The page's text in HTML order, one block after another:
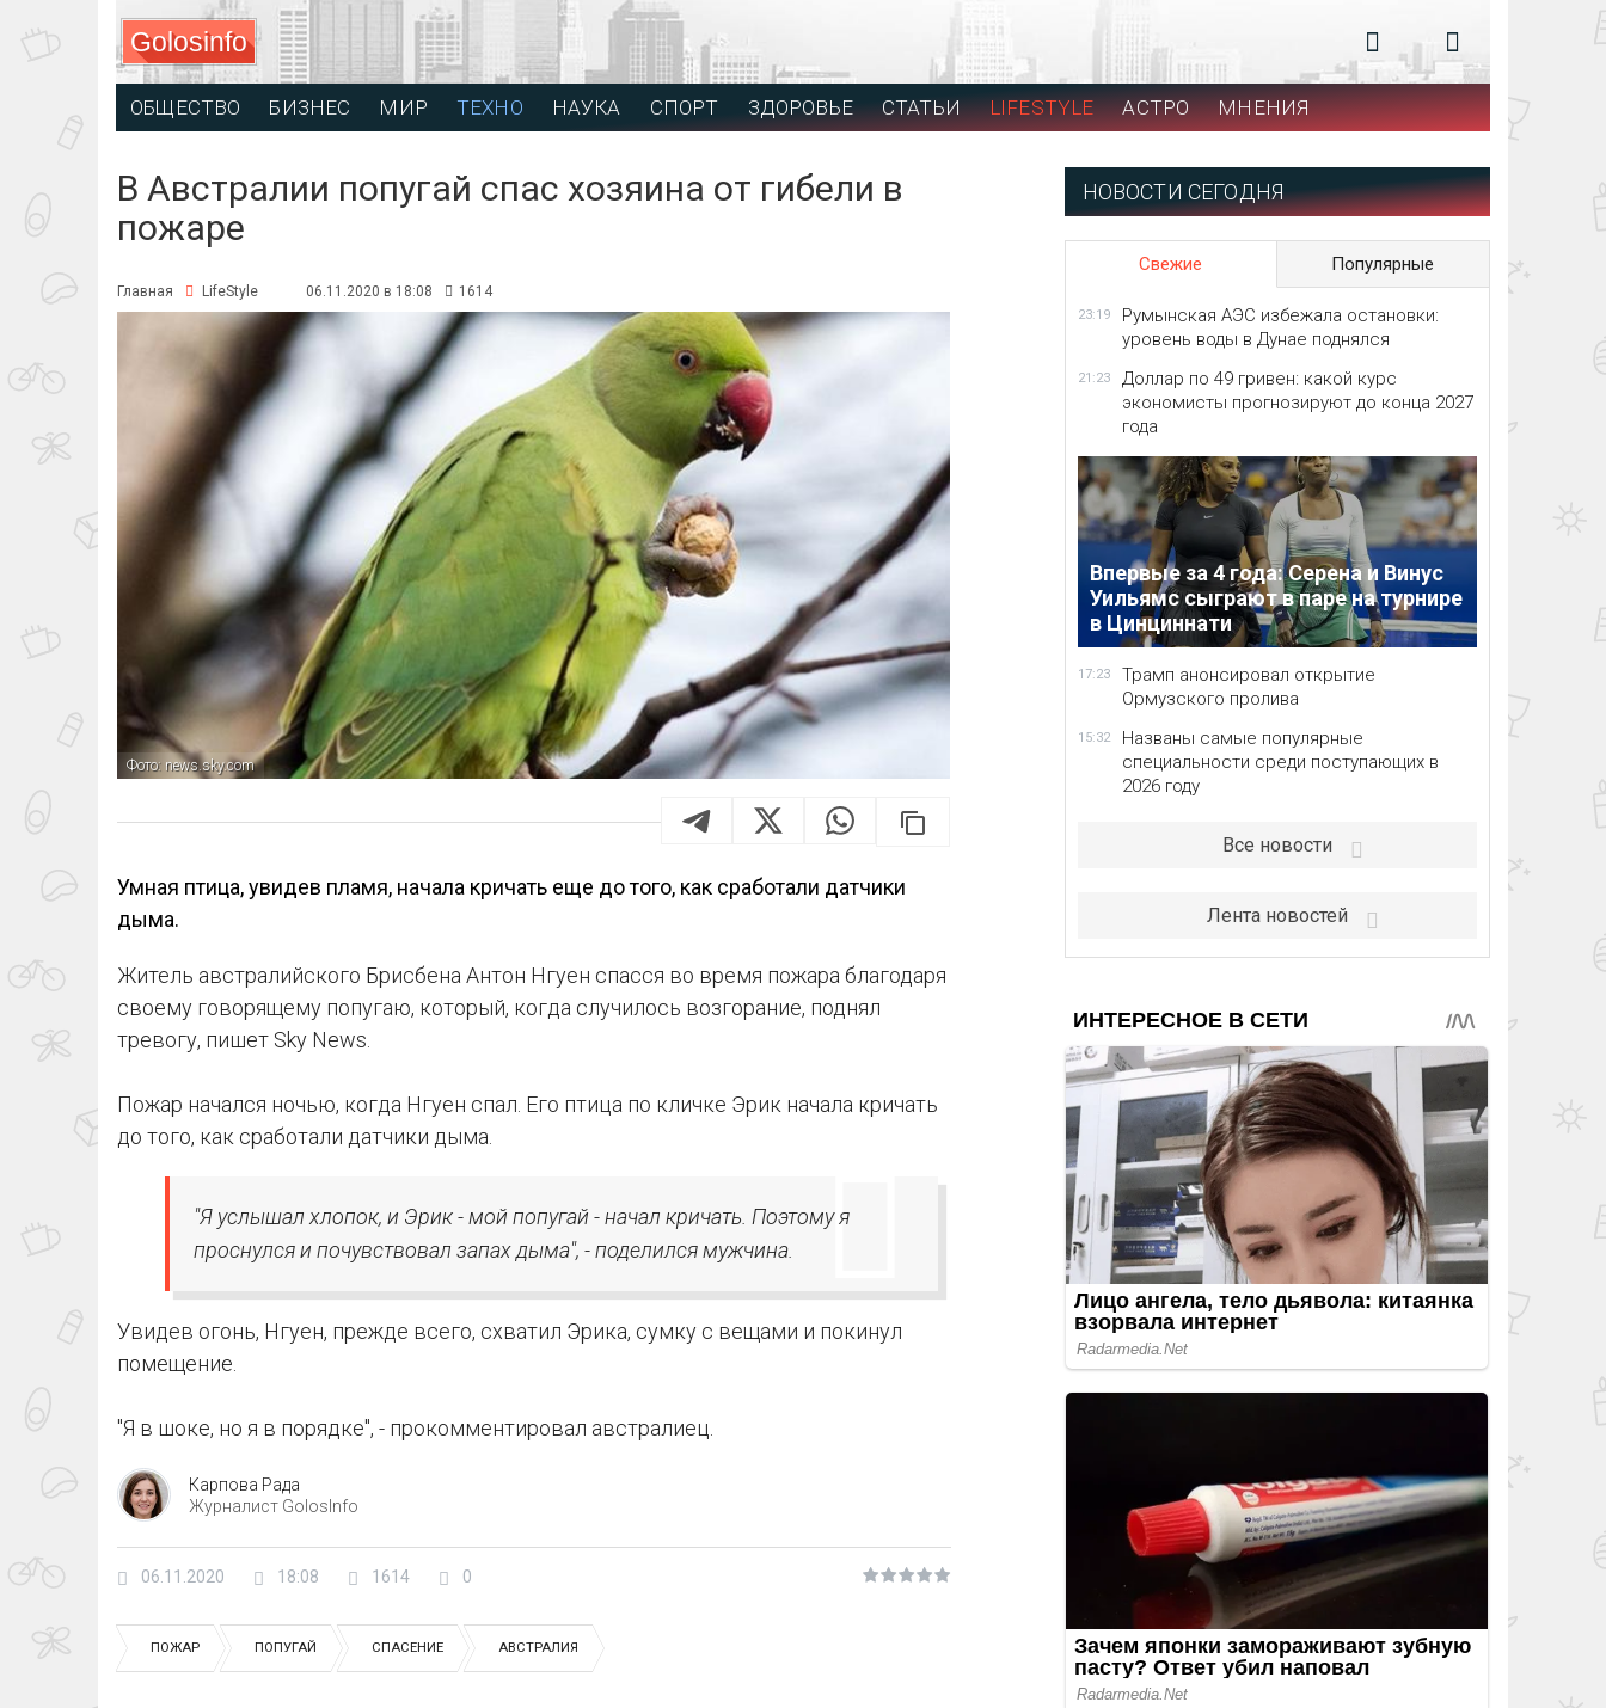
Golosinfo
ОБЩЕСТВО БИЗНЕС МИР ТЕХНО НАУКА СПОРТ ЗДОРОВЬЕ СТАТЬИ LIFESTYLE АСТРО МНЕНИЯ
В Австралии попугай спас хозяина от гибели в
пожаре
Главная LifeStyle 06.11.2020 в 18:08 1614
Фото: news.sky.com
Умная птица, увидев пламя, начала кричать еще до того, как сработали датчики
дыма.
Житель австралийского Брисбена Антон Нгуен спасся во время пожара благодаря
своему говорящему попугаю, который, когда случилось возгорание, поднял
тревогу, пишет Sky News.
Пожар начался ночью, когда Нгуен спал. Его птица по кличке Эрик начала кричать
до того, как сработали датчики дыма.
"Я услышал хлопок, и Эрик - мой попугай - начал кричать. Поэтому я
проснулся и почувствовал запах дыма", - поделился мужчина.
Увидев огонь, Нгуен, прежде всего, схватил Эрика, сумку с вещами и покинул
помещение.
"Я в шоке, но я в порядке", - прокомментировал австралиец.
Карпова Рада
Журналист GolosInfo
06.11.2020 18:08 1614 0
ПОЖАР ПОПУГАЙ СПАСЕНИЕ АВСТРАЛИЯ
НОВОСТИ СЕГОДНЯ
Свежие Популярные
23:19
Румынская АЭС избежала остановки:
уровень воды в Дунае поднялся
21:23
Доллар по 49 гривен: какой курс
экономисты прогнозируют до конца 2027
года
Впервые за 4 года: Серена и Винус
Уильямс сыграют в паре на турнире
в Цинциннати
17:23
Трамп анонсировал открытие
Ормузского пролива
15:32
Названы самые популярные
специальности среди поступающих в
2026 году
Все новости
Лента новостей